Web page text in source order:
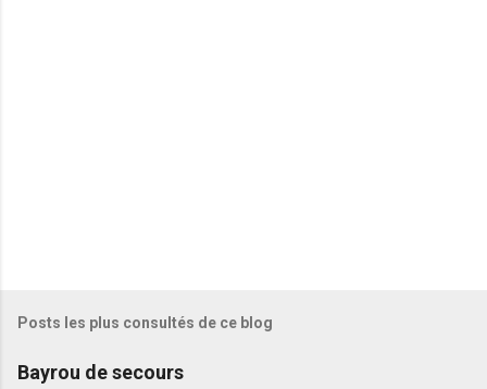
Posts les plus consultés de ce blog
Bayrou de secours